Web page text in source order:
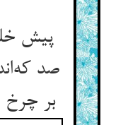
پیش
صد
بر چرخ